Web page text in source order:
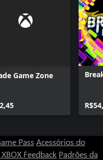
Game Zone
Pass Acessórios do
Feedback Padrões da